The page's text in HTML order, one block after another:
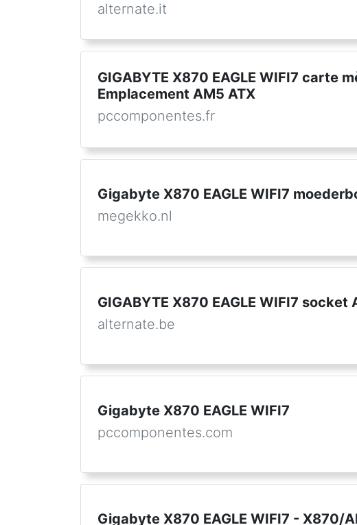
alternate.it
GIGABYTE X870 EAGLE WIFI7 carte
Emplacement AM5 ATX
pccomponentes.fr
Gigabyte X870 EAGLE WIFI7
megekko.nl
GIGABYTE X870 EAGLE WIFI7
alternate.be
Gigabyte X870 EAGLE WIFI7
pccomponentes.com
Gigabyte X870 EAGLE WIFI7 - X870/